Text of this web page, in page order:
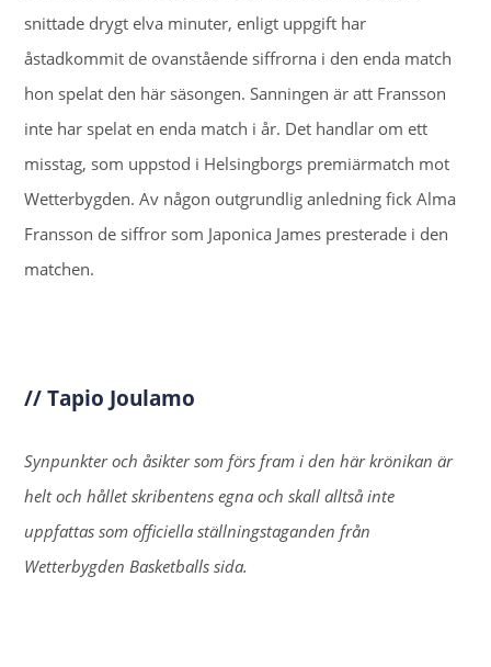
snittade drygt elva minuter, enligt uppgift har
åstadkommit de ovanstående siffrorna i den enda match
hon spelat den här säsongen. Sanningen är att Fransson
inte har spelat en enda match i år. Det handlar om ett
misstag, som uppstod i Helsingborgs premiärmatch mot
Wetterbygden. Av någon outgrundlig anledning fick Alma
Fransson de siffror som Japonica James presterade i den
matchen.
// Tapio Joulamo
Synpunkter och åsikter som förs fram i den här krönikan är
helt och hållet skribentens egna och skall alltså inte
uppfattas som officiella ställningstaganden från
Wetterbygden Basketballs sida.